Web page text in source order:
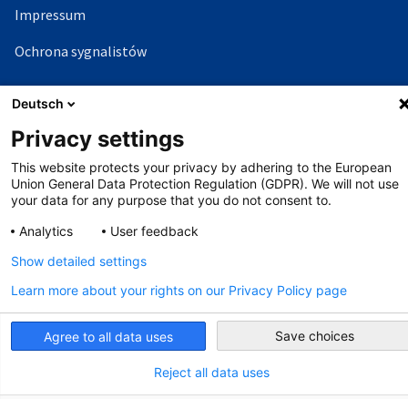
Impressum
Ochrona sygnalistów
©Copyright - 2026 AHK
Deutsch
Privacy settings
This website protects your privacy by adhering to the European
Union General Data Protection Regulation (GDPR). We will not use
your data for any purpose that you do not consent to.
Analytics
User feedback
Agree to all data uses
Reject all data uses
Show detailed settings
Learn more about your rights on our Privacy Policy page
Save choices